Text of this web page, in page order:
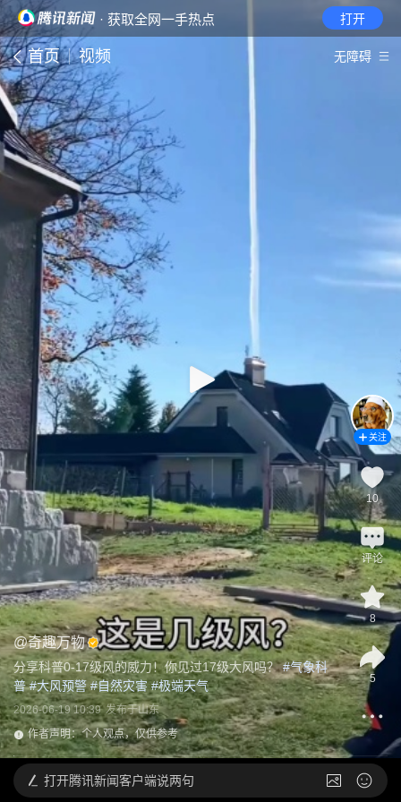
· 获取全网一手热点 打开
首页 视频 无障碍
@奇趣万物
分享科普0-17级风的威力！你见过17级大风吗？ #气象科
普 #大风预警 #自然灾害 #极端天气
2026-06-19 10:39 发布于山东
作者声明：个人观点，仅供参考
关注
10
评论
8
5
打开腾讯新闻客户端说两句